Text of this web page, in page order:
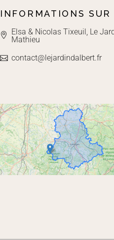
INFORMATIONS
Elsa & Nicolas Tixeuil, Le
Mathieu
contact@lejardindalbert.fr